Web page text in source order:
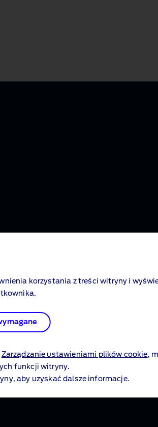
korzystania z treści witryny i
Zarządzanie ustawieniami plików cookie,
funkcji witryny.
aby uzyskać dalsze informacje.
Park Assist
dotknąć jeden przycisk, a Twój Ford Capri
parkingowe i zaparkuje na nim